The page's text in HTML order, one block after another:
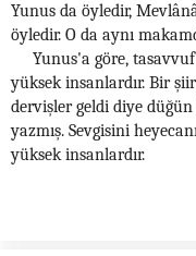
Yunus da öyledir,
öyledir. O da aynı
Yunus'a göre,
yüksek insanlardır. Bir
dervişler geldi diye düğün
yazmış. Sevgisini
yüksek insanlardır.